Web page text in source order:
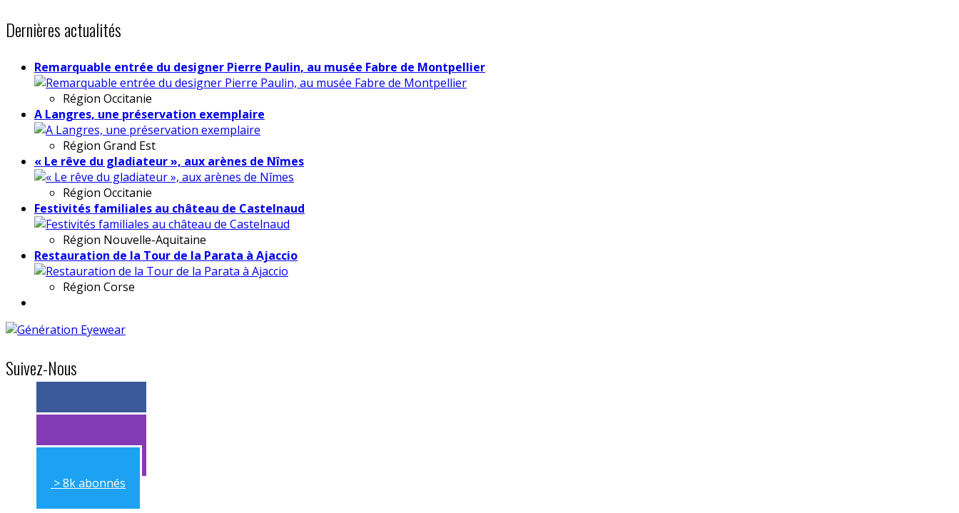
Dernières actualités
Remarquable entrée du designer Pierre Paulin, au musée Fabre de Montpellier
Région Occitanie
A Langres, une préservation exemplaire
Région Grand Est
« Le rêve du gladiateur », aux arènes de Nîmes
Région Occitanie
Festivités familiales au château de Castelnaud
Région Nouvelle-Aquitaine
Restauration de la Tour de la Parata à Ajaccio
Région Corse
Suivez-Nous
> 11k abonnés
> 11k abonnés
> 8k abonnés